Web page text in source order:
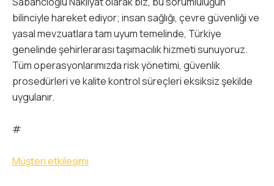
bilinciyle hareket ediyor; insan sağlığı, çevre güvenliği ve
yasal mevzuatlara tam uyum temelinde, Türkiye
genelinde şehirlerarası taşımacılık hizmeti sunuyoruz.
Tüm operasyonlarımızda risk yönetimi, güvenlik
prosedürleri ve kalite kontrol süreçleri eksiksiz şekilde
uygulanır.
#
Müşteri etkileşimi